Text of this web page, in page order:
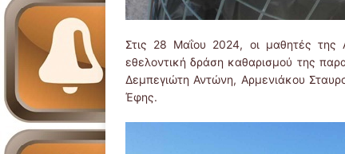
Στις 28 Μαΐου 2024, οι μαθητές της
εθελοντική δράση καθαρισμού της
Δεμπεγιώτη Αντώνη, Αρμενιάκου
Έφης.